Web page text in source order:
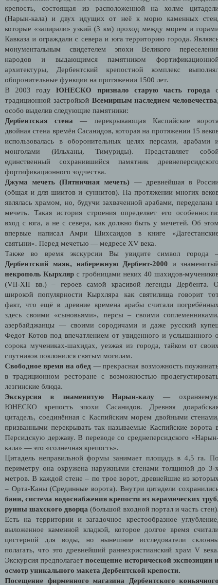
крепость, состоящая из расположенной на холме
(Нарын-кала) и двух идущих от неё к морю каменных
которые «запирали» узкий (3 км) проход между морем и
Кавказа и ограждали с севера и юга территорию города.
монументальным свидетелем эпохи Великого
народов и выдающимся памятником
архитектуры, Дербентский крепостной комплекс
оборонительные функции на протяжении 1500 лет.
В 2003 годуЮНЕСКО признало старую часть города
традиционной застройкой Всемирным наследием человечества
особо выделив следующие памятники:
Дербентская стена — перекрывающая Каспийские
двойная стена времён Сасанидов, которая на протяжении 15
использовалась в оборонительных целях персами, арабами
монголами (Ильханы, Тимуриды). Представляет
единственный сохранившийся памятник
фортификационного зодчества.
Джума мечеть (Пятничная мечеть) — древнейшая в
(общая и для шиитов и суннитов). На протяжении многих
являлась храмом, но, будучи захваченной арабами, переделана
мечеть. Такая история строения определяет его
вход с юга, а не с севера, как должно быть у мечетей. Об
впервые написал Амри Шихсаидов в книге
святыни». Перед мечетью — медресе XV века.
Также во время экскурсии Вы увидите символ города
Дербентский маяк,
набережную Дербент-2000 и
некрополь Кырхляр с гробницами неких 40 шахидов-
(VII-XII вв.) – героев самой красивой легенды Дербента.
широкой популярности Кырхляра как святилища говорит
факт, что ещё в древние времена арабы считали
здесь своими «сыновьями», персы – своими
азербайджанцы — своими сородичами и даже русский
Федот Котов под впечатлением от увиденного и услышанного
сорока мучениках-шахидах, уезжая из города, тайком от
спутников поклонился святым могилам.
Свободное время на обед — прекрасная возможность
в традиционном ресторане c возможностью
лезгинские блюда.
Экскурсия в знаменитую Нарын-калу —
ЮНЕСКО крепость эпохи Сасанидов. Древняя
цитадель, соединённая с Каспийским морем двойными
призванными перекрывать так называемые Каспийские ворота
Персидскую державу. В переводе со среднеперсидского
кала» — это «солнечная крепость».
Цитадель неправильной формы занимает площадь в 4,5 га.
периметру она окружена наружными стенами толщиной до 3-
метров. В каждой стене – по трое ворот, древнейшие из
– Орта-Каны (Срединные ворота). Внутри цитадели
бани, система водоснабжения крепости из керамических
руины шахского дворца (большой входной портал и часть
Есть на территории и загадочное крестообразное
выложенное каменной кладкой, которое долгое время
цистерной для воды, но нынешние исследователи
полагать, что это древнейший раннехристианский храм V
Экскурсия предполагаетпосещение исторической экспозиции
осмотр уникального макета Дербентской крепости.
Посещение фирменного магазина Дербентского